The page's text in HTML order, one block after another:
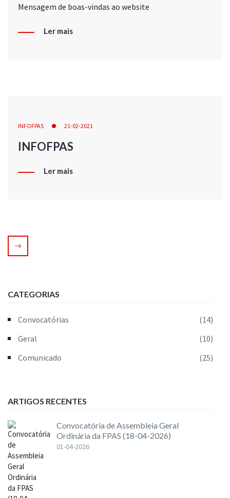
Mensagem de boas-vindas ao website
Ler mais
INFOFPAS 21-02-2021
INFOFPAS
Ler mais
CATEGORIAS
Convocatórias
(14)
Geral
(10)
Comunicado
(25)
ARTIGOS RECENTES
Convocatória de Assembleia Geral
Ordinária da FPAS (18-04-2026)
01-04-2026